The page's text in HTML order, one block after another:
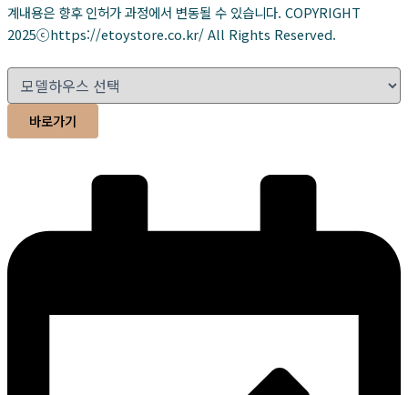
계내용은 향후 인허가 과정에서 변동될 수 있습니다. COPYRIGHT
2025ⓒhttps://etoystore.co.kr/ All Rights Reserved.
바로가기